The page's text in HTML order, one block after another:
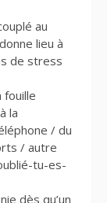
au
lieu à
de stress
fouille
la
/ du
/ autre
tu-es-
dès qu’un